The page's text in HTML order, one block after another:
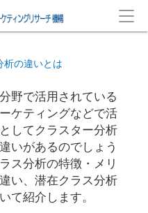
析の違いとは
野で活用されている
ケティングなどで活
してクラスター分析
いがあるのでしょう
ス分析の特徴・メリ
い、潜在クラス分析
て紹介します。